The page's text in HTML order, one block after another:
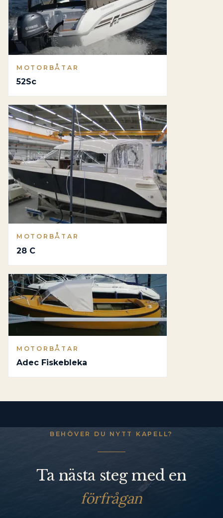
MOTORBÅTAR
52Sc
MOTORBÅTAR
28 C
MOTORBÅTAR
Adec Fiskebleka
BEHÖVER DU NYTT KAPELL?
Ta nästa steg med en
förfrågan